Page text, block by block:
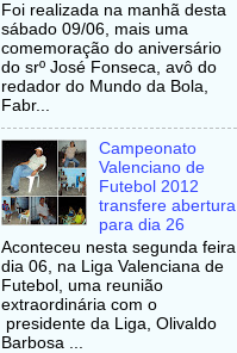
Foi realizada na manhã desta
sábado 09/06, mais uma
comemoração do aniversário
do srº José Fonseca, avô do
redador do Mundo da Bola,
Fabr...
Campeonato
Valenciano de
Futebol 2012
transfere abertura
para dia 26
Aconteceu nesta segunda feira
dia 06, na Liga Valenciana de
Futebol, uma reunião
extraordinária com o
presidente da Liga, Olivaldo
Barbosa ...